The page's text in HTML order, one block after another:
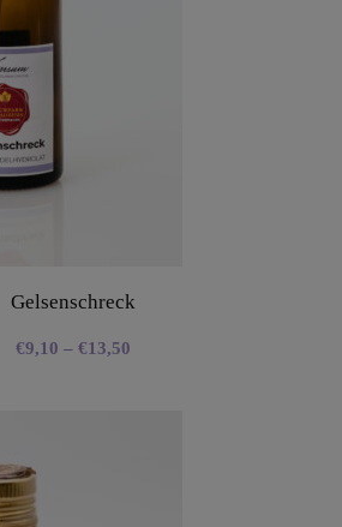
Gelsenschreck
€9,10 – €13,50